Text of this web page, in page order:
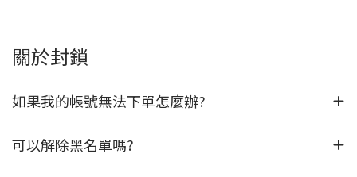
關於封鎖
如果我的帳號無法下單怎麼辦?
可以解除黑名單嗎?